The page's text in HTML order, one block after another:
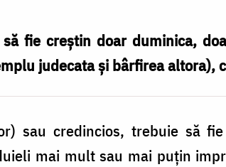
fie creștin doar duminica,
judecata și bârfirea altora),
sau credincios, trebuie să
mai mult sau mai puțin